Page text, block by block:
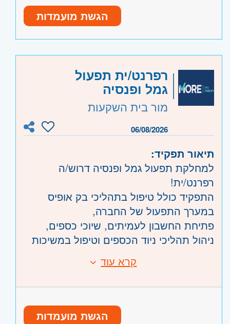
- תל אביב, פתח תקווה, רמת גן
וגבעתיים, בקעת אונו וגבעת שמואל, חולון
ובת-ים, מודיעין
שרון- חדרה וזכרון יעקב, נתניה ועמק חפר,
רעננה, כפר סבא והוד השרון, ראש העין,
הרצליה ורמת השרון
- ראשון לציון ונס- ציונה, רמלה לוד,
רחובות, יבנה
הגשת מועמדות
רפרנט/ית תפעול
גמל ופנסיה
מור בית השקעות
06/08/2026
תיאור תפקיד:
למחלקת תפעול גמל ופנסיה דרוש/ה
רפרנט/ית!
התפקיד כולל טיפול בתהליכי בק אופיס
במערך התפעול של החברה,
פתיחת החשבון לעמיתים, שיוכי כספים,
ניהול תהליכי ניוד הכספים וטיפול במשיכות
התמחות בכל הקשור לרגולציה בעולמות
החיסכון לטווח ארוך.
חובה
ניסיון בתפעול וההיכרות עם עולם קופות
קרא עוד
הגשת מועמדות